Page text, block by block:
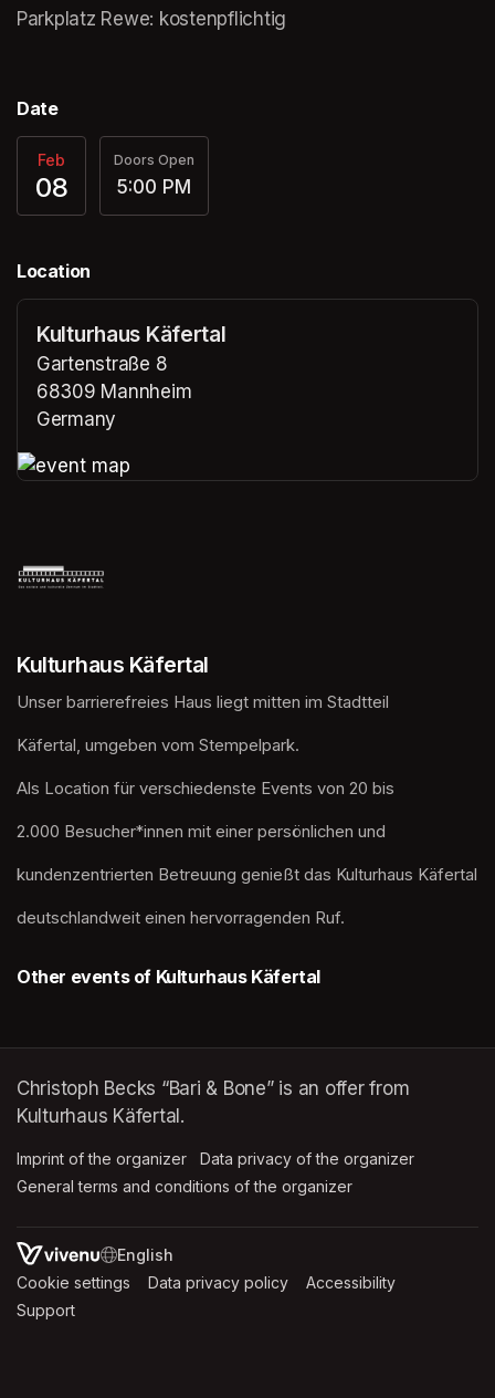
(opens in a new tab)
Parkplatz Rewe: kostenpflichtig
Date
Feb
08
Doors Open
5:00 PM
Location
Kulturhaus Käfertal
Gartenstraße 8
68309 Mannheim
Germany
Kulturhaus Käfertal
Unser barrierefreies Haus liegt mitten im Stadtteil
Käfertal, umgeben vom Stempelpark.
Als Location für verschiedenste Events von 20 bis
2.000 Besucher*innen mit einer persönlichen und
kundenzentrierten Betreuung genießt das Kulturhaus Käfertal
deutschlandweit einen hervorragenden Ruf.
Other events of Kulturhaus Käfertal
Christoph Becks “Bari & Bone” is an offer from
Kulturhaus Käfertal.
Imprint of the organizer (opens in a new tab)
Data privacy of the organizer
General terms and conditions of the organizer
SWITCH LANGUAGE
Cookie settings (opens in a new tab)
Data privacy policy (opens in a new tab)
Accessibility
Support